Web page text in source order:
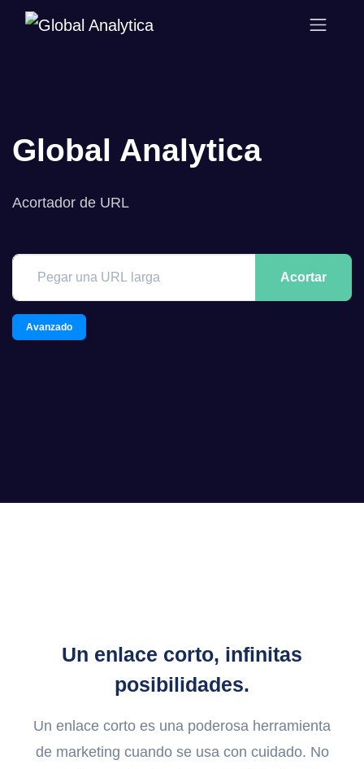
Global Analytica
Acortador de URL
Acortar
Avanzado
Un enlace corto, infinitas
posibilidades.
Un enlace corto es una poderosa herramienta
de marketing cuando se usa con cuidado. No